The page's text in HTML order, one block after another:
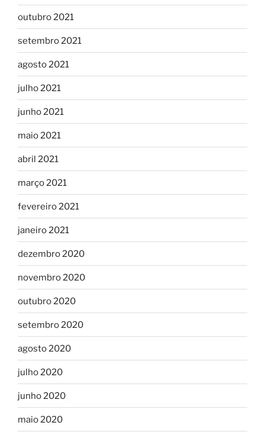
outubro 2021
setembro 2021
agosto 2021
julho 2021
junho 2021
maio 2021
abril 2021
março 2021
fevereiro 2021
janeiro 2021
dezembro 2020
novembro 2020
outubro 2020
setembro 2020
agosto 2020
julho 2020
junho 2020
maio 2020